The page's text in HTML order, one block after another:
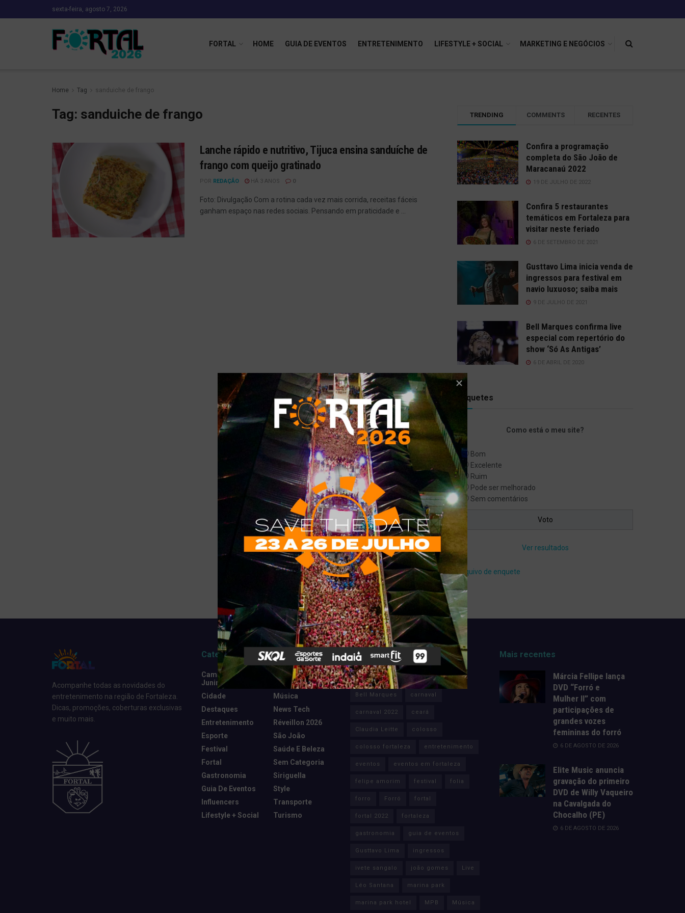
sexta-feira, agosto 7, 2026
FORTAL HOME GUIA DE EVENTOS ENTRETENIMENTO LIFESTYLE + SOCIAL MARKETING E NEGÓCIOS
Home Tag sanduiche de frango
Tag: sanduiche de frango
Lanche rápido e nutritivo, Tijuca ensina sanduíche de
frango com queijo gratinado
POR REDAÇÃO HÁ 3 ANOS 0
Foto: Divulgação Com a rotina cada vez mais corrida, receitas fáceis
ganham espaço nas redes sociais. Pensando em praticidade e ...
TRENDING COMMENTS RECENTES
Confira a programação
completa do São João de
Maracanaú 2022
19 DE JULHO DE 2022
Confira 5 restaurantes
temáticos em Fortaleza para
visitar neste feriado
6 DE SETEMBRO DE 2021
Gusttavo Lima inicia venda de
ingressos para festival em
navio luxuoso; saiba mais
9 DE JULHO DE 2021
Bell Marques confirma live
especial com repertório do
show ‘Só As Antigas’
6 DE ABRIL DE 2020
Enquetes
Como está o meu site?
Bom
Excelente
Ruim
Pode ser melhorado
Sem comentários
Ver resultados
Arquivo de enquete
Acompanhe todas as novidades do
entretenimento na região de Fortaleza.
Dicas, promoções, coberturas exclusivas
e muito mais.
Categorias
Camarote Vip
Junino
Cidade
Destaques
Entretenimento
Esporte
Festival
Fortal
Gastronomia
Guia De Eventos
Influencers
Lifestyle + Social
Marketing E
Negócios
Música
News Tech
Réveillon 2026
São João
Saúde E Beleza
Sem Categoria
Siriguella
Style
Transporte
Turismo
Tags
Anitta Axé Banda Eva
Bell Marques carnaval
carnaval 2022 ceará
Claudia Leitte colosso
colosso fortaleza entretenimento
eventos eventos em fortaleza
felipe amorim festival folia
forro Forró fortal
fortal 2022 fortaleza
gastronomia guia de eventos
Gusttavo Lima ingressos
ivete sangalo joão gomes Live
Léo Santana marina park
marina park hotel MPB Música
Mais recentes
Márcia Fellipe lança
DVD “Forró e
Mulher II” com
participações de
grandes vozes
femininas do forró
6 DE AGOSTO DE 2026
Elite Music anuncia
gravação do primeiro
DVD de Willy Vaqueiro
na Cavalgada do
Chocalho (PE)
6 DE AGOSTO DE 2026